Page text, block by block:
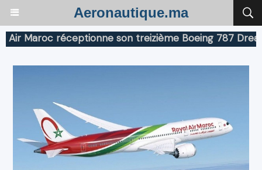
Aeronautique.ma
réceptionne son treizième Boeing 787 Dreamliner